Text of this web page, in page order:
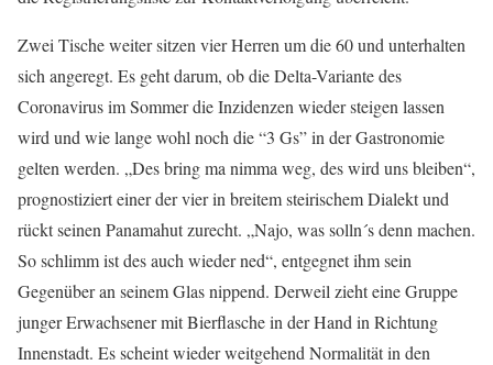
Zwei Tische weiter sitzen vier Herren um die 60 und unterhalten
sich angeregt. Es geht darum, ob die Delta-Variante des
Coronavirus im Sommer die Inzidenzen wieder steigen lassen
wird und wie lange wohl noch die “3 Gs” in der Gastronomie
gelten werden. „Des bring ma nimma weg, des wird uns bleiben“,
prognostiziert einer der vier in breitem steirischem Dialekt und
rückt seinen Panamahut zurecht. „Najo, was solln´s denn machen.
So schlimm ist des auch wieder ned“, entgegnet ihm sein
Gegenüber an seinem Glas nippend. Derweil zieht eine Gruppe
junger Erwachsener mit Bierflasche in der Hand in Richtung
Innenstadt. Es scheint wieder weitgehend Normalität in den